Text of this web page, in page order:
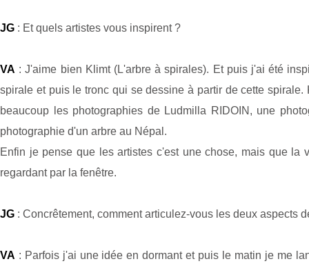
JG : Et quels artistes vous inspirent ?
VA : J'aime bien Klimt (L'arbre à spirales). Et puis j'ai été
spirale et puis le tronc qui se dessine à partir de cette
beaucoup les photographies de Ludmilla RIDOIN, une
photographie d'un arbre au Népal.
Enfin je pense que les artistes c'est une chose, mais que
regardant par la fenêtre.
JG : Concrêtement, comment articulez-vous les deux aspects
VA : Parfois j'ai une idée en dormant et puis le matin je me